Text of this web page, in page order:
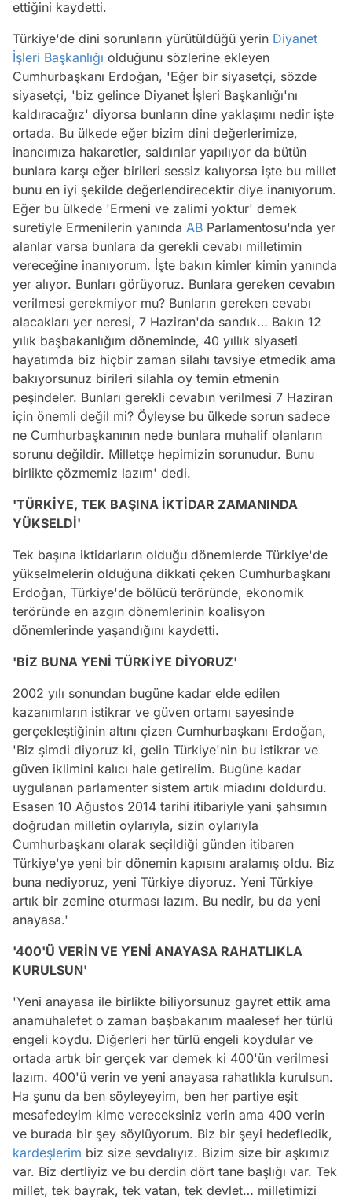
ettiğini kaydetti.
Türkiye'de dini sorunların yürütüldüğü yerin Diyanet
İşleri Başkanlığı olduğunu sözlerine ekleyen
Cumhurbaşkanı Erdoğan, 'Eğer bir siyasetçi, sözde
siyasetçi, 'biz gelince Diyanet İşleri Başkanlığı'nı
kaldıracağız' diyorsa bunların dine yaklaşımı nedir işte
ortada. Bu ülkede eğer bizim dini değerlerimize,
inancımıza hakaretler, saldırılar yapılıyor da bütün
bunlara karşı eğer birileri sessiz kalıyorsa işte bu millet
bunu en iyi şekilde değerlendirecektir diye inanıyorum.
Eğer bu ülkede 'Ermeni ve zalimi yoktur' demek
suretiyle Ermenilerin yanında AB Parlamentosu'nda yer
alanlar varsa bunlara da gerekli cevabı milletimin
vereceğine inanıyorum. İşte bakın kimler kimin yanında
yer alıyor. Bunları görüyoruz. Bunlara gereken cevabın
verilmesi gerekmiyor mu? Bunların gereken cevabı
alacakları yer neresi, 7 Haziran'da sandık… Bakın 12
yılık başbakanlığım döneminde, 40 yıllık siyaseti
hayatımda biz hiçbir zaman silahı tavsiye etmedik ama
bakıyorsunuz birileri silahla oy temin etmenin
peşindeler. Bunları gerekli cevabın verilmesi 7 Haziran
için önemli değil mi? Öyleyse bu ülkede sorun sadece
ne Cumhurbaşkanının nede bunlara muhalif olanların
sorunu değildir. Milletçe hepimizin sorunudur. Bunu
birlikte çözmemiz lazım' dedi.
'TÜRKİYE, TEK BAŞINA İKTİDAR ZAMANINDA
YÜKSELDİ'
Tek başına iktidarların olduğu dönemlerde Türkiye'de
yükselmelerin olduğuna dikkati çeken Cumhurbaşkanı
Erdoğan, Türkiye'de bölücü teröründe, ekonomik
teröründe en azgın dönemlerinin koalisyon
dönemlerinde yaşandığını kaydetti.
'BİZ BUNA YENİ TÜRKİYE DİYORUZ'
2002 yılı sonundan bugüne kadar elde edilen
kazanımların istikrar ve güven ortamı sayesinde
gerçekleştiğinin altını çizen Cumhurbaşkanı Erdoğan,
'Biz şimdi diyoruz ki, gelin Türkiye'nin bu istikrar ve
güven iklimini kalıcı hale getirelim. Bugüne kadar
uygulanan parlamenter sistem artık miadını doldurdu.
Esasen 10 Ağustos 2014 tarihi itibariyle yani şahsımın
doğrudan milletin oylarıyla, sizin oylarıyla
Cumhurbaşkanı olarak seçildiği günden itibaren
Türkiye'ye yeni bir dönemin kapısını aralamış oldu. Biz
buna nediyoruz, yeni Türkiye diyoruz. Yeni Türkiye
artık bir zemine oturması lazım. Bu nedir, bu da yeni
anayasa.'
'400'Ü VERİN VE YENİ ANAYASA RAHATLIKLA
KURULSUN'
'Yeni anayasa ile birlikte biliyorsunuz gayret ettik ama
anamuhalefet o zaman başbakanım maalesef her türlü
engeli koydu. Diğerleri her türlü engeli koydular ve
ortada artık bir gerçek var demek ki 400'ün verilmesi
lazım. 400'ü verin ve yeni anayasa rahatlıkla kurulsun.
Ha şunu da ben söyleyeyim, ben her partiye eşit
mesafedeyim kime vereceksiniz verin ama 400 verin
ve burada bir şey söylüyorum. Biz bir şeyi hedefledik,
kardeşlerim biz size sevdalıyız. Bizim size bir aşkımız
var. Biz dertliyiz ve bu derdin dört tane başlığı var. Tek
millet, tek bayrak, tek vatan, tek devlet… milletimizi